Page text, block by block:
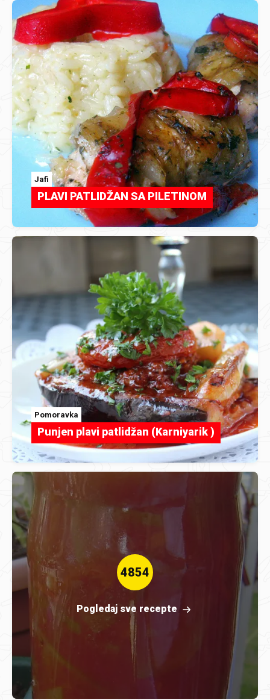
Jafi
PLAVI PATLIDŽAN SA PILETINOM
Pomoravka
Punjen plavi patlidžan (Karniyarik )
4854
Pogledaj sve recepte